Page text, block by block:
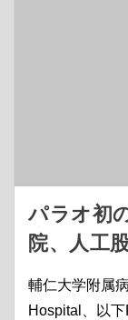
パラオ初
院、人工
天の星評
輔仁大学附属
Hospital、以